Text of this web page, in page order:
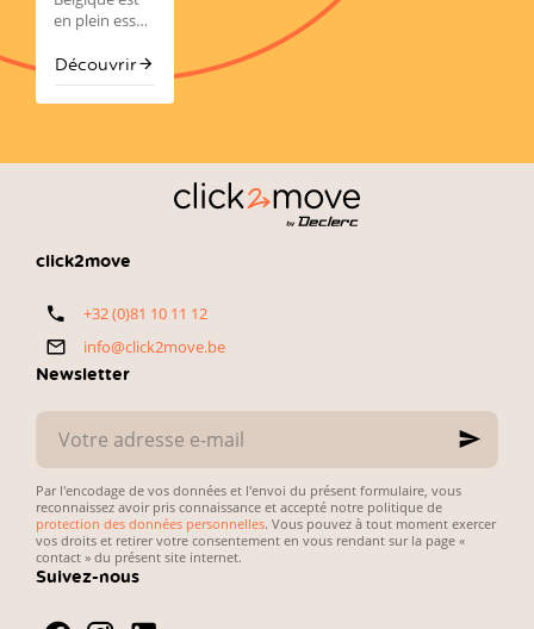
sont souvent
orientées vers
la fiabilité, la
exactement
ce que
recherchent
directe et
comment
acheter
avec
click2move
en plein essor,
650.000
Belges
achetant
d’occasion.
budget,
simplicité des
démarches
administratives.
Découvrir
Newsletter
Votre
adresse
e-
mail
Par l'encodage de vos données et l'envoi du présent formulaire, vous
reconnaissez avoir pris connaissance et accepté notre politique de
protection des données personnelles. Vous pouvez à tout moment exercer
vos droits et retirer votre consentement en vous rendant sur la page «
contact » du présent site internet.
click2move
+32 (0)81 10 11 12
info@click2move.be
Suivez-nous